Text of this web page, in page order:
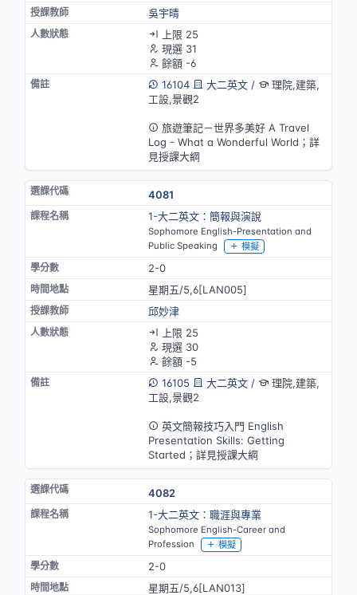
吳宇晴
上限 25
現選 31
餘額 -6
16104
大二英文/
理院,建築,
工設,景觀2
旅遊筆記－世界多美好 A Travel
Log - What a Wonderful World；詳
見授課大綱
4081
1-大二英文：簡報與演說
Sophomore English-Presentation and
Public Speaking
模擬
2-0
星期五/5,6[LAN005]
邱妙津
上限 25
現選 30
餘額 -5
16105
大二英文/
理院,建築,
工設,景觀2
英文簡報技巧入門 English
Presentation Skills: Getting
Started；詳見授課大綱
4082
1-大二英文：職涯與專業
Sophomore English-Career and
Profession
模擬
2-0
星期五/5,6[LAN013]